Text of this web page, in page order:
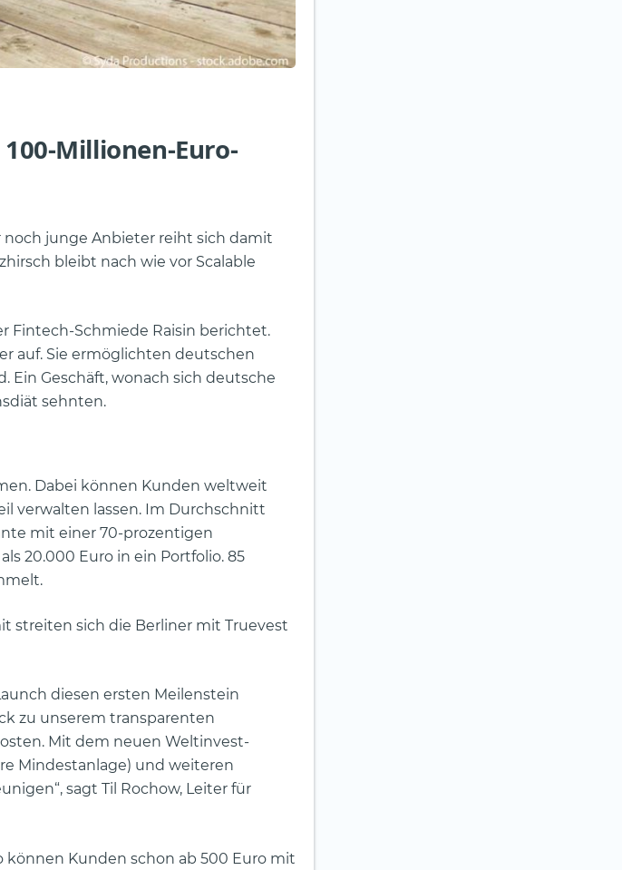
Millionen-Euro-
noch junge Anbieter reiht sich damit
bleibt nach wie vor Scalable
Fintech-Schmiede Raisin berichtet.
auf. Sie ermöglichten deutschen
Ein Geschäft, wonach sich deutsche
sehnten.
Dabei können Kunden weltweit
verwalten lassen. Im Durchschnitt
mit einer 70-prozentigen
20.000 Euro in ein Portfolio. 85
streiten sich die Berliner mit Truevest
diesen ersten Meilenstein
zu unserem transparenten
Mit dem neuen Weltinvest-
Mindestanlage) und weiteren
sagt Til Rochow, Leiter für
Kunden schon ab 500 Euro mit